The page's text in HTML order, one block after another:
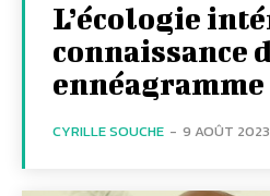
L’écologie
connaissance
ennéagramme
CYRILLE SOUCHE - 9 AOÛT 2023